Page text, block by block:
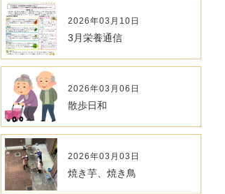
2026年03月10日
3月栄養通信
2026年03月06日
散歩日和
2026年03月03日
焼き芋、焼き鳥